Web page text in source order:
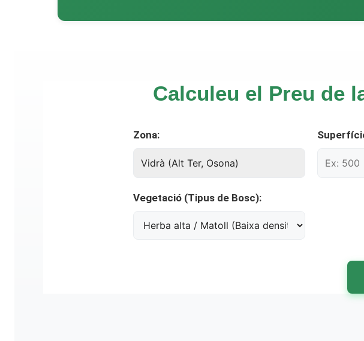
Calculeu el Preu de
Zona:
Vegetació (Tipus de Bosc):